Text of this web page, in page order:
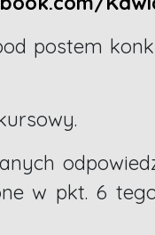
postem
w pkt. 6